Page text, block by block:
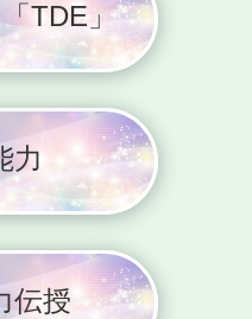
TDE」
力
伝授